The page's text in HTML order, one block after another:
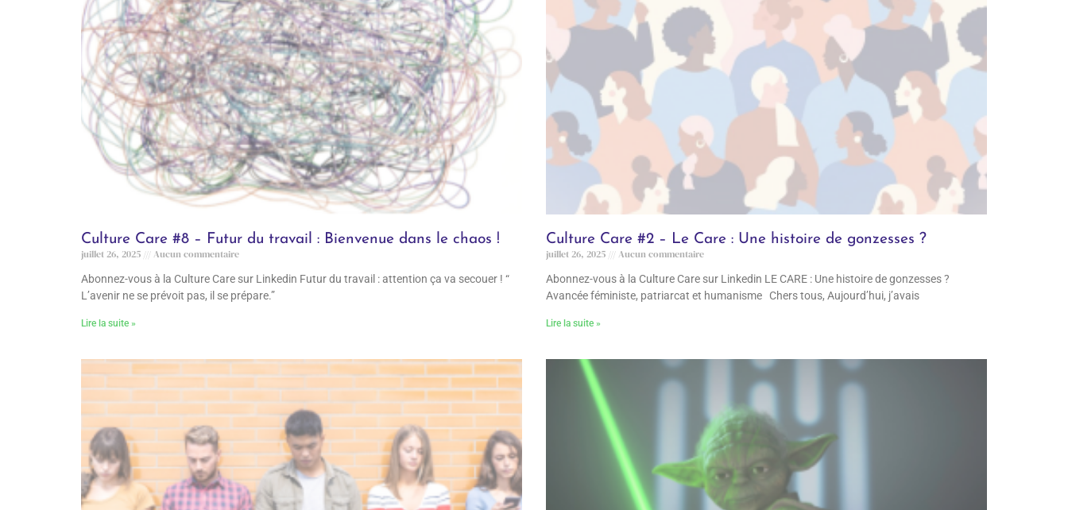
Culture Care #8 – Futur du travail : Bienvenue dans le chaos !
juillet 26, 2025
Aucun commentaire
Abonnez-vous à la Culture Care sur Linkedin Futur du travail : attention ça va secouer ! “
L’avenir ne se prévoit pas, il se prépare.”
Lire la suite »
Culture Care #2 – Le Care : Une histoire de gonzesses ?
juillet 26, 2025
Aucun commentaire
Abonnez-vous à la Culture Care sur Linkedin LE CARE : Une histoire de gonzesses ?
Avancée féministe, patriarcat et humanisme Chers tous, Aujourd’hui, j’avais
Lire la suite »